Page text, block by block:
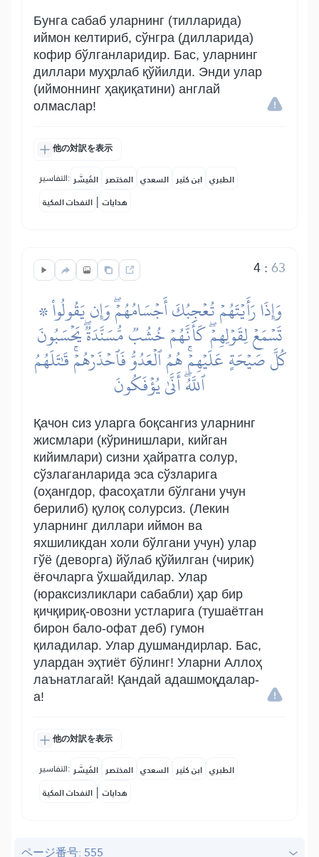
Бунга сабаб уларнинг (тилларида)
иймон келтириб, сўнгра (дилларида)
кофир бўлганларидир. Бас, уларнинг
диллари муҳрлаб қўйилди. Энди улар
(иймоннинг ҳақиқатини) англай
олмаслар!
他の対訳を表示
التفاسير: المُيسَّر المختصر السعدي ابن كثير الطبري
النفحات المكية | هدايات
4:63
۞ وَإِذَا رَأَيۡتَهُمۡ تُعۡجِبُكَ أَجۡسَامُهُمۡۖ وَإِن يَقُولُواْ
تَسۡمَعۡ لِقَوۡلِهِمۡۖ كَأَنَّهُمۡ خُشُبٞ مُّسَنَّدَةٞۖ يَحۡسَبُونَ
كُلَّ صَيۡحَةٍ عَلَيۡهِمۡۚ هُمُ ٱلۡعَدُوُّ فَٱحۡذَرۡهُمۡۚ قَٰتَلَهُمُ
ٱللَّهُۖ أَنَّىٰ يُؤۡفَكُونَ
Қачон сиз уларга боқсангиз уларнинг
жисмлари (кўринишлари, кийган
кийимлари) сизни ҳайратга солур,
сўзлаганларида эса сўзларига
(оҳангдор, фасоҳатли бўлгани учун
берилиб) қулоқ солурсиз. (Лекин
уларнинг диллари иймон ва
яхшиликдан холи бўлгани учун) улар
гўё (деворга) йўлаб қўйилган (чирик)
ёғочларга ўхшайдилар. Улар
(юраксизликлари сабабли) ҳар бир
қичқириқ-овозни устларига (тушаётган
бирон бало-офат деб) гумон
қиладилар. Улар душмандирлар. Бас,
улардан эҳтиёт бўлинг! Уларни Аллоҳ
лаънатлагай! Қандай адашмоқдалар-
а!
他の対訳を表示
التفاسير: المُيسَّر المختصر السعدي ابن كثير الطبري
النفحات المكية | هدايات
ページ番号: 555